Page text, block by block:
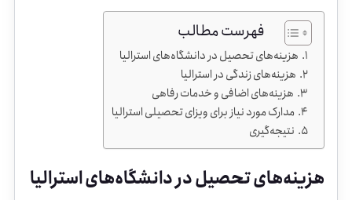
فهرست مطالب
هزینه‌های تحصیل در دانشگاه‌های استرالیا
هزینه‌های زندگی در استرالیا
هزینه‌های اضافی و خدمات رفاهی
مدارک مورد نیاز برای ویزای تحصیلی استرالیا
نتیجه‌گیری
هزینه‌هایتحصیلدردانشگاه‌هایاسترالیا